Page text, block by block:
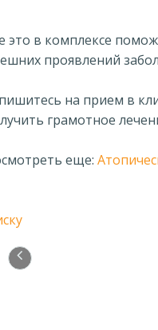
это в комплексе
проявлений
на прием в
грамотное
еще: